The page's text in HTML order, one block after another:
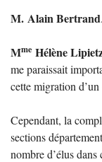
M. Alain Bertrand
Mme Hélène
me paraissait
cette migration
Cependant, la
sections
nombre d’élus